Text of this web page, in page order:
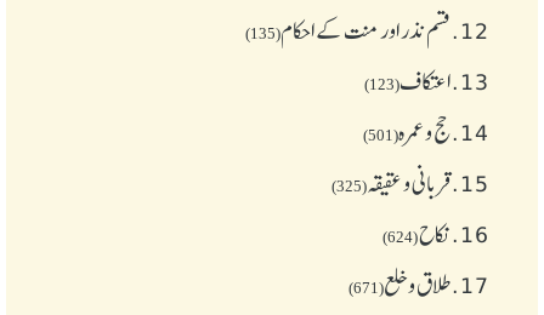
12. قسم نذر اور منت کے احکام(135)
13. اعتکاف(123)
14. حج و عمرہ(501)
15. قربانی و عقیقہ(325)
16. نکاح(624)
17. طلاق و خلع(671)